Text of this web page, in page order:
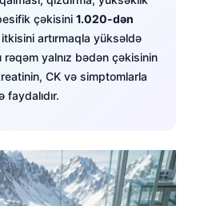
çəkisini 1.020-dən
artırmaqla yüksəldə
rəqəm yalnız bədən çəkisinin
CK və simptomlarla